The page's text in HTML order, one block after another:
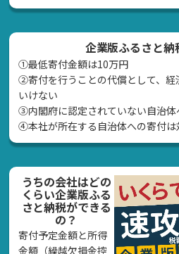
企業版ふるさと納
①最低寄付金額は10万円
②寄付を行うことの代償として、経
いけない
➂内閣府に認定されていない自治体
④本社が所在する自治体への寄付は
うちの会社はどの
くらい企業版ふる
さと納税ができる
の？
寄付予定金額と所得
金額（繰越欠損金控